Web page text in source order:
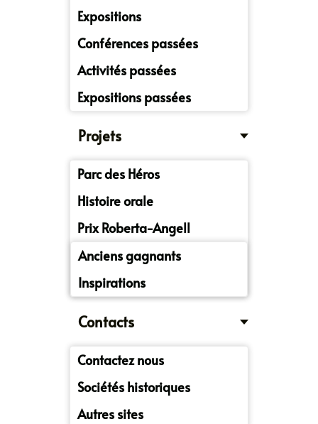
Expositions
Conférences passées
Activités passées
Expositions passées
Projets
Parc des Héros
Histoire orale
Prix Roberta-Angell
Anciens gagnants
Inspirations
Contacts
Contactez nous
Sociétés historiques
Autres sites